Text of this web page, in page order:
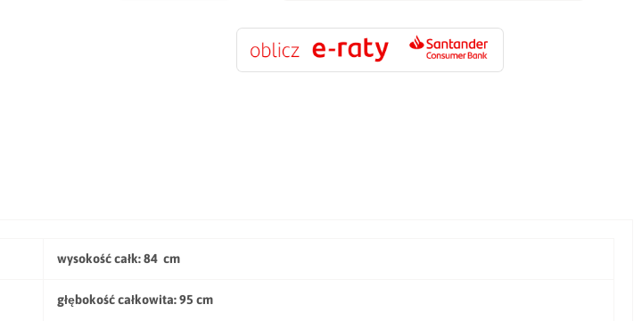
wysokość całk: 84 cm
głębokość całkowita:95 cm